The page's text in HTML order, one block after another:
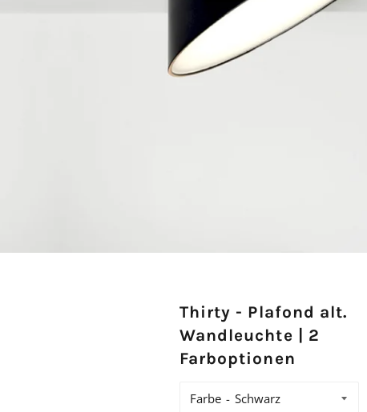
Thirty - Plafond alt.
Wandleuchte | 2
Farboptionen
Farbe